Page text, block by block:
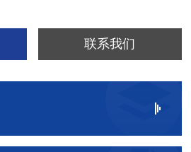
联系我们